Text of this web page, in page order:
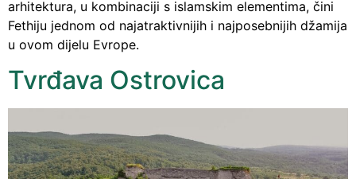
arhitektura, u kombinaciji s islamskim elementima, čini
Fethiju jednom od najatraktivnijih i najposebnijih džamija
u ovom dijelu Evrope.
Tvrđava Ostrovica